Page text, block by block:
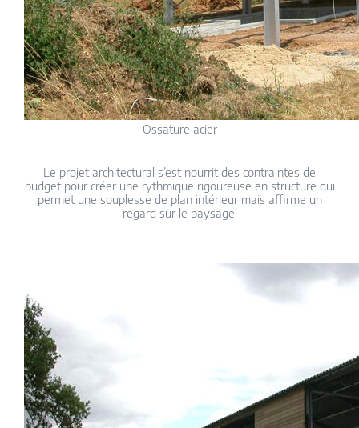
Ossature acier
Le projet architectural s’est nourrit des contraintes de
budget pour créer une rythmique rigoureuse en structure qui
permet une souplesse de plan intérieur mais affirme un
regard sur le paysage.